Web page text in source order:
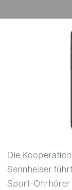
Die
Sennheiser
Sport-Ohrhörer